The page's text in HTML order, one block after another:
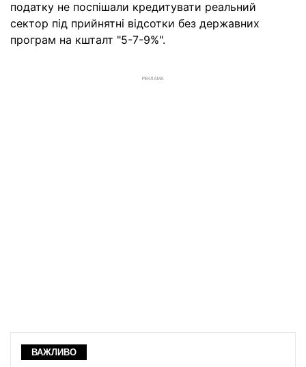
податку не поспішали кредитувати реальний
сектор під прийнятні відсотки без державних
програм на кшталт "5-7-9%".
РЕКЛАМА
ВАЖЛИВО